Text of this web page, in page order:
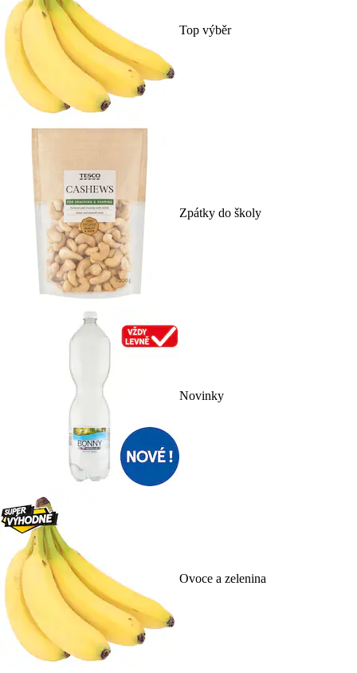
Top výběr
Zpátky do školy
Novinky
Ovoce a zelenina